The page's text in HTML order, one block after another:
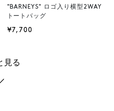
"BARNEYS" ロゴ入り横型2WAY
トートバッグ
¥7,700
見る